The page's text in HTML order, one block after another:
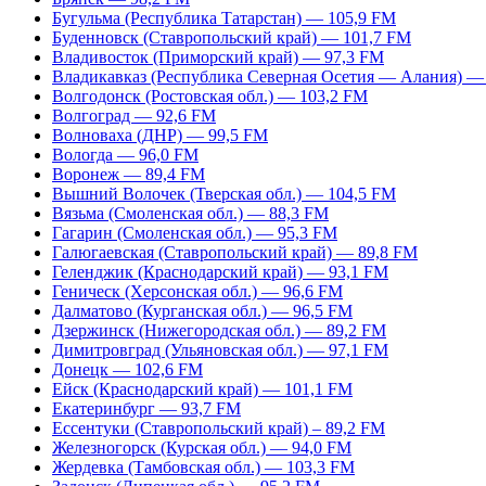
Бугульма (Республика Татарстан) — 105,9 FM
Буденновск (Ставропольский край) — 101,7 FM
Владивосток (Приморский край) — 97,3 FM
Владикавказ (Республика Северная Осетия — Алания)
Волгодонск (Ростовская обл.) — 103,2 FM
Волгоград — 92,6 FM
Волноваха (ДНР) — 99,5 FM
Вологда — 96,0 FM
Воронеж — 89,4 FM
Вышний Волочек (Тверская обл.) — 104,5 FM
Вязьма (Смоленская обл.) — 88,3 FM
Гагарин (Смоленская обл.) — 95,3 FM
Галюгаевская (Ставропольский край) — 89,8 FM
Геленджик (Краснодарский край) — 93,1 FM
Геническ (Херсонская обл.) — 96,6 FM
Далматово (Курганская обл.) — 96,5 FM
Дзержинск (Нижегородская обл.) — 89,2 FM
Димитровград (Ульяновская обл.) — 97,1 FM
Донецк — 102,6 FM
Ейск (Краснодарский край) — 101,1 FM
Екатеринбург — 93,7 FM
Ессентуки (Ставропольский край) – 89,2 FM
Железногорск (Курская обл.) — 94,0 FM
Жердевка (Тамбовская обл.) — 103,3 FM